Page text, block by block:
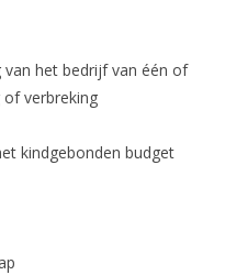
van het bedrijf van één of
verbreking
kindgebonden budget